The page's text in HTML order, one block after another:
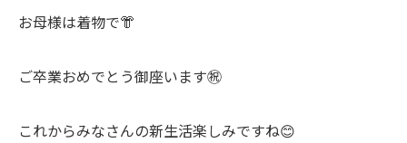
お母様は着物で👘
ご卒業おめでとう御座います㊗️
これからみなさんの新生活楽しみですね😊